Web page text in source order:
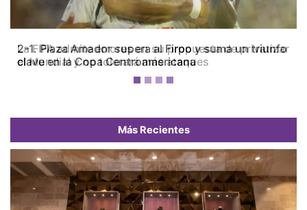
La FIFA admite errores en su propuesta de privatizar
el Mundial y no tolerará más ataques
Más Recientes